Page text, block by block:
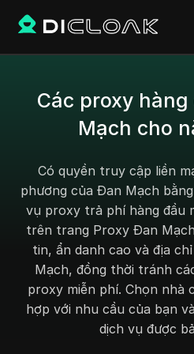
Các proxy
Mạch cho
Có quyền truy cập liền
phương của Đan Mạch bằng
vụ proxy trả phí hàng đầu
trên trang Proxy Đan
tin, ẩn danh cao và địa
Mạch, đồng thời tránh
proxy miễn phí. Chọn nhà
hợp với nhu cầu của bạn
dịch vụ được